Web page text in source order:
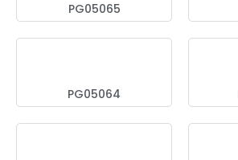
PG05065
PG05064